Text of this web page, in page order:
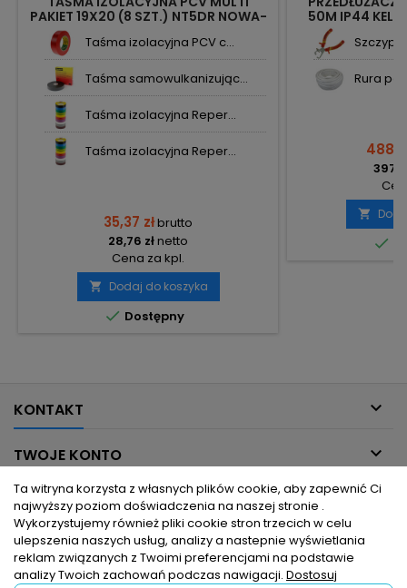
PAKIET 19X20 (8 SZT.) NT5DR NOWA-
Taśma izolacyjna PCV c...
Taśma samowulkanizując...
Taśma izolacyjna Reper...
Taśma izolacyjna Reper...
35,37 złbrutto
28,76 złnetto
Cena za kpl.
 Dodaj do koszyka
 Dostępny
50M IP44 KEL
Rura


KONTAKT 
TWOJE KONTO 
INFORMACJE DLA CIEBIE 
PRODUKTY
Ta witryna korzysta z własnych plików cookie, aby zapewnić Ci
najwyższy poziom doświadczenia na naszej stronie .
Wykorzystujemy również pliki cookie stron trzecich w celu
ulepszenia naszych usług, analizy a nastepnie wyświetlania
reklam związanych z Twoimi preferencjami na podstawie
analizy Twoich zachowań podczas nawigacji. Dostosuj